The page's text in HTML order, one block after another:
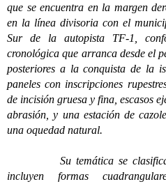
que se encuentra en la margen
en la línea divisoria con el
Sur de la autopista TF-1,
cronológica que arranca desde el
posteriores a la conquista de la
paneles con inscripciones
de incisión gruesa y fina, escasos
abrasión, y una estación de
una oquedad natural.
Su temática se
incluyen formas